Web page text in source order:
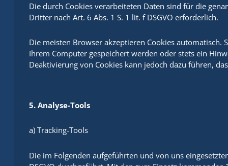
Die durch Cookies verarbeiteten Daten sind für die
Dritter nach Art. 6 Abs. 1 S. 1 lit. f DSGVO erforderlich.
Die meisten Browser akzeptieren Cookies
Ihrem Computer gespeichert werden oder stets ein
Deaktivierung von Cookies kann jedoch dazu führen,
5. Analyse-Tools
a) Tracking-Tools
Die im Folgenden aufgeführten und von uns